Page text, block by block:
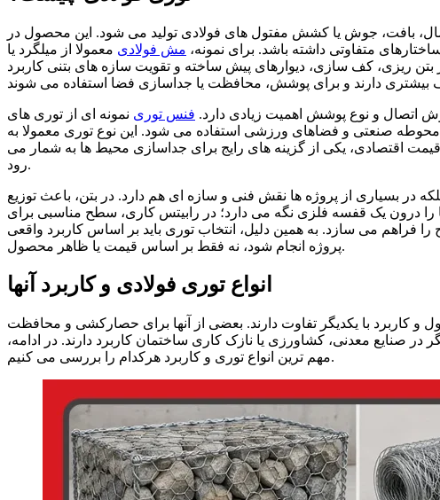
بافت، جوش یا کشش مفتول های فولادی تولید می شود. این محصول در
متفاوتی داشته باشد. برای نمونه، مش فولادی معمولا از میلگرد یا
ریزی، کف سازی، دیوارهای پیش ساخته و تقویت سازه های بتنی کاربرد
اتصال و نوع پوشش اهمیت زیادی دارد. فنس توری نمونه ای از توری های
صنعتی و فضاهای ورزشی استفاده می شود. این نوع توری معمولا به
یکی از گزینه های رایج برای جداسازی محیط ها به شمار می
رود.
بسیاری از پروژه ها نقش فنی و سازه ای هم دارد. در بتن، باعث توزیع
درون یک قفسه فلزی نگه می دارد؛ در رابیتس کاری، سطح مناسبی برای
فراهم می سازد. به همین دلیل، انتخاب توری باید بر اساس کاربرد واقعی
پروژه انجام شود، نه فقط بر اساس قیمت یا ظاهر محصول.
انواع توری فولادی و کاربرد آنها
کاربرد با یکدیگر تفاوت دارند. بعضی از آنها برای حصارکشی و محافظت
صنایع معدنی، کشاورزی یا نازک کاری ساختمان کاربرد دارند. در ادامه،
مهم ترین انواع توری و کاربرد هرکدام را بررسی می کنیم.